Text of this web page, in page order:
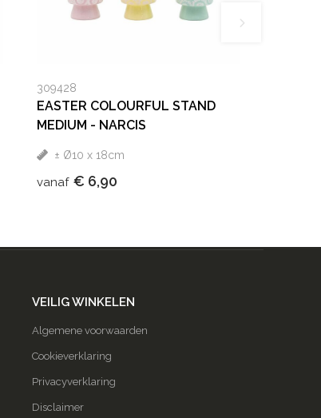
309428
EASTER COLOURFUL STAND
MEDIUM - NARCIS
± Ø10 x 18cm
vanaf € 6,90
VEILIG WINKELEN
Algemene voorwaarden
Cookieverklaring
Privacyverklaring
Disclaimer